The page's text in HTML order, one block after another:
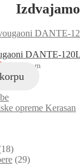
Izdvajamo
DANTE-
sa PDV-om
(29)